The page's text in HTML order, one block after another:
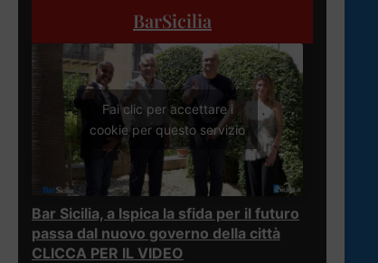
BarSicilia
Fai clic per accettare i
cookie per questo servizio
Bar Sicilia, a Ispica la sfida per il futuro
passa dal nuovo governo della città
CLICCA PER IL VIDEO